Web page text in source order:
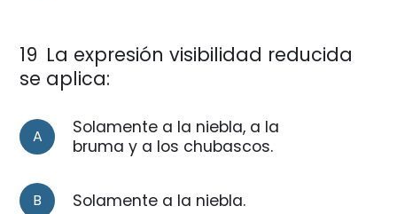
19 La expresión visibilidad reducida
se aplica:
A
Solamente a la niebla, a la
bruma y a los chubascos.
B Solamente a la niebla.